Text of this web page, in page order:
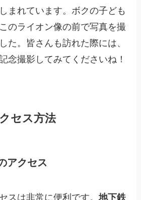
まれています。ボクの子ども
のライオン像の前で写真を撮
た。皆さんも訪れた際には、
念撮影してみてくださいね！
セス方法
アクセス
スは非常に便利です。地下鉄